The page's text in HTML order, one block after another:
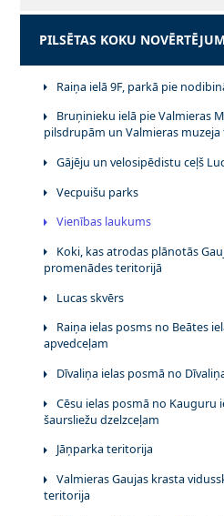
PILSĒTAS KOKU
Raiņa ielā 9F, parkā pie
Bruņinieku ielā pie Valmieras
pilsdrupām un Valmieras
Gājēju un velosipēdistu ceļš
Vecpuišu parks
Vienības laukums
Koki, kas atrodas plānotās
promenādes teritorijā
Lucas skvērs
Raiņa ielas posms no Beātes
apvedceļam
Dīvaliņa ielas posmā no
Cēsu ielas posmā no Kauguru
šaursliežu dzelzceļam
Jāņparka teritorija
Valmieras Gaujas krasta
teritorija